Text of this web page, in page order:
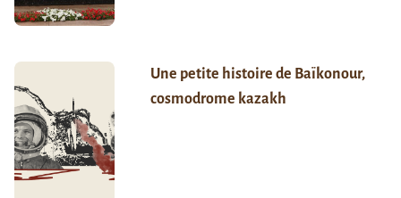
Une petite histoire de Baïkonour,
cosmodrome kazakh